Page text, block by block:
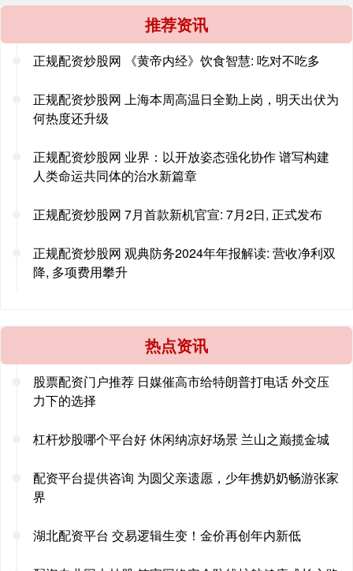
推荐资讯
正规配资炒股网 《黄帝内经》饮食智慧: 吃对不吃多
正规配资炒股网 上海本周高温日全勤上岗，明天出伏为
何热度还升级
正规配资炒股网 业界：以开放姿态强化协作 谱写构建
人类命运共同体的治水新篇章
正规配资炒股网 7月首款新机官宣: 7月2日, 正式发布
正规配资炒股网 观典防务2024年年报解读: 营收净利双
降, 多项费用攀升
热点资讯
股票配资门户推荐 日媒催高市给特朗普打电话 外交压
力下的选择
杠杆炒股哪个平台好 休闲纳凉好场景 兰山之巅揽金城
配资平台提供咨询 为圆父亲遗愿，少年携奶奶畅游张家
界
湖北配资平台 交易逻辑生变！金价再创年内新低